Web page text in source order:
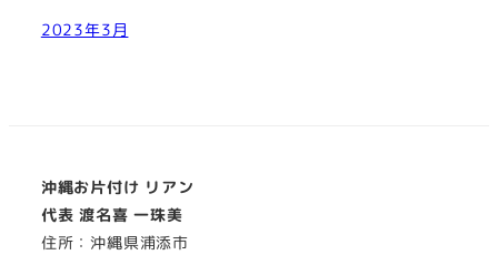
2023年3月
沖縄お片付け リアン
代表 渡名喜 一珠美
住所：沖縄県浦添市